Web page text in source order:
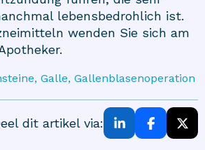
lebensbedrohlich ist.
wenden Sie sich am
Galle, Gallenblasenoperation
dit artikel via: